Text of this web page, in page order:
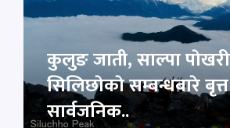
कुलुङ जाती, साल्पा
सिलिछाेकाे सम्बन्धबारे बृत्त
सार्वजनिक..